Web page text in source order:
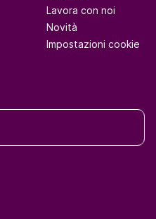
Lavora con noi
Novità
Impostazioni cookie